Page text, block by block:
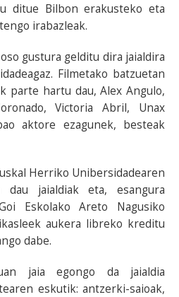
ditue Bilbon erakusteko eta
irabazleak.
gustura gelditu dira jaialdira
Filmetako batzuetan
parte hartu dau, Alex Angulo,
Victoria Abril, Unax
aktore ezagunek, besteak
Herriko Unibersidadearen
dau jaialdiak eta, esangura
Eskolako Areto Nagusiko
aukera libreko kreditu
dabe.
jaia egongo da jaialdia
eskutik: antzerki-saioak,